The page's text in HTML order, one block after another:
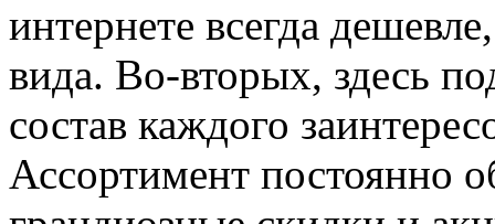
интернете всегда
вида. Во-вторых, здесь
состав каждого
Ассортимент постоянно